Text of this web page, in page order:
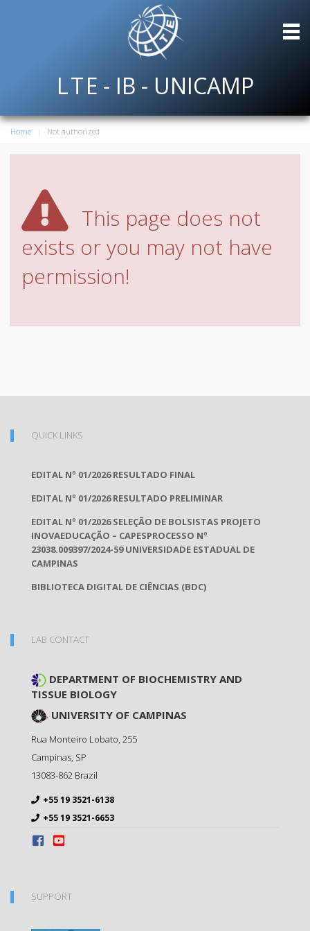
LTE - IB - UNICAMP
Home Not authorized
This page does not
exists or you may not have
permission!
QUICK LINKS
EDITAL Nº 01/2026 RESULTADO FINAL
EDITAL Nº 01/2026 RESULTADO PRELIMINAR
EDITAL Nº 01/2026 SELEÇÃO DE BOLSISTAS PROJETO
INOVAEDUCAÇÃO – CAPESPROCESSO Nº
23038.009397/2024-59 UNIVERSIDADE ESTADUAL DE
CAMPINAS
BIBLIOTECA DIGITAL DE CIÊNCIAS (BDC)
LAB CONTACT
DEPARTMENT OF BIOCHEMISTRY AND
TISSUE BIOLOGY
UNIVERSITY OF CAMPINAS
Rua Monteiro Lobato, 255
Campinas, SP
13083-862 Brazil
+55 19 3521-6138
+55 19 3521-6653
SUPPORT